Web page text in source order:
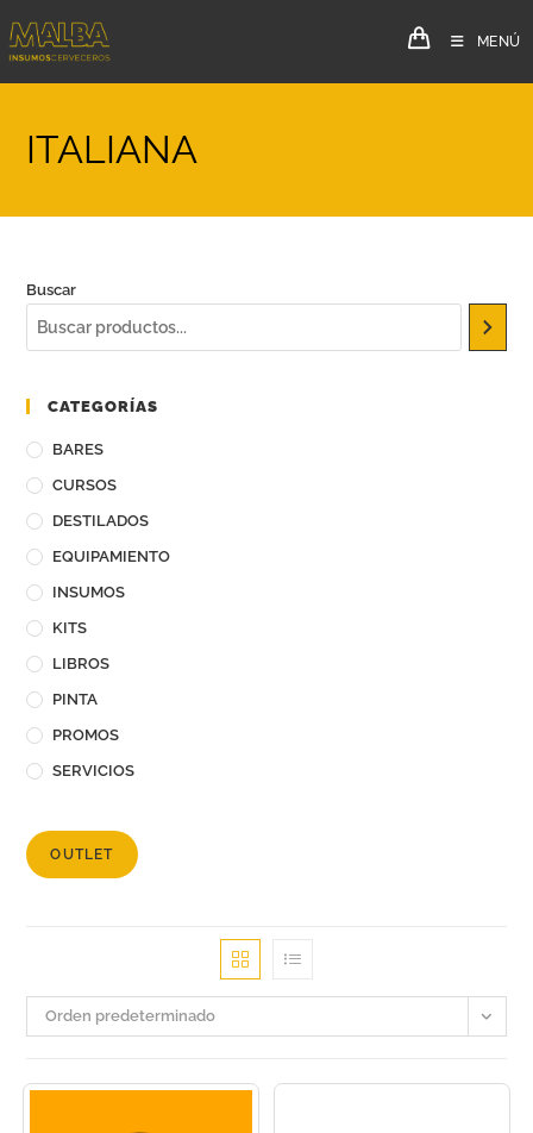
MENÚ
ITALIANA
Buscar
CATEGORÍAS
BARES
CURSOS
DESTILADOS
EQUIPAMIENTO
INSUMOS
KITS
LIBROS
PINTA
PROMOS
SERVICIOS
OUTLET
Orden predeterminado